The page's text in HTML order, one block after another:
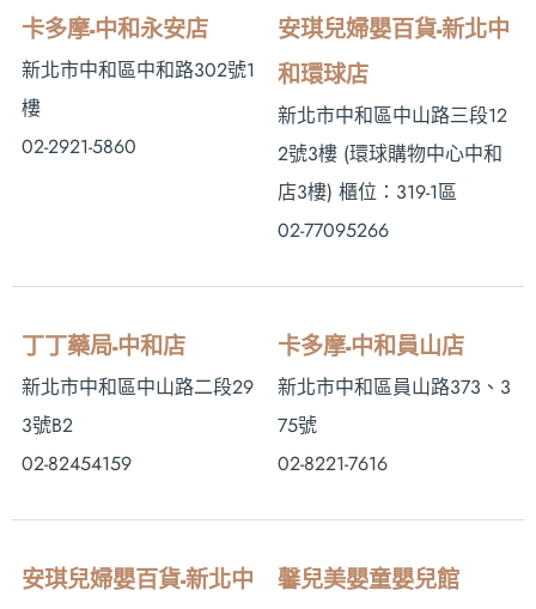
卡多摩-中和永安店
新北市中和區中和路302號1
樓
02-2921-5860
安琪兒婦嬰百貨-新北中
和環球店
新北市中和區中山路三段12
2號3樓 (環球購物中心中和
店3樓) 櫃位：319-1區
02-77095266
丁丁藥局-中和店
新北市中和區中山路二段29
3號B2
02-82454159
卡多摩-中和員山店
新北市中和區員山路373、3
75號
02-8221-7616
安琪兒婦嬰百貨-新北中
馨兒美嬰童嬰兒館